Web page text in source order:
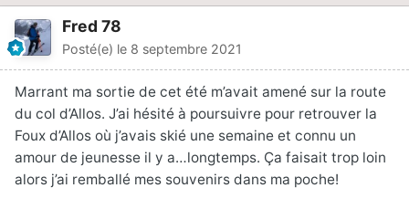
Fred 78
Posté(e) le 8 septembre 2021
Marrant ma sortie de cet été m’avait amené sur la route
du col d’Allos. J’ai hésité à poursuivre pour retrouver la
Foux d’Allos où j’avais skié une semaine et connu un
amour de jeunesse il y a…longtemps. Ça faisait trop loin
alors j’ai remballé mes souvenirs dans ma poche!